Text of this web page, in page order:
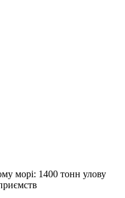
морі: 1400 тонн улову